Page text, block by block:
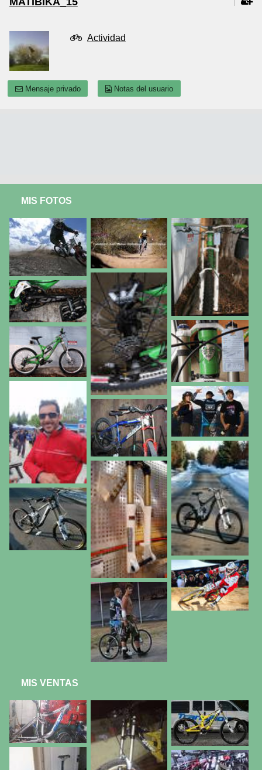
Actividad
Mensaje privado Notas del usuario
MIS FOTOS
MIS VENTAS